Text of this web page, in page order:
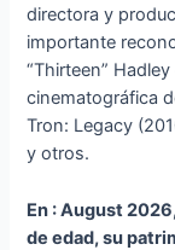
directora y
importante
“Thirteen”
cinematográfica
Tron: Legacy
y otros.
En : August
de edad, su